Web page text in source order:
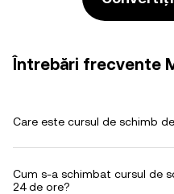
Întrebări frecvente
Care este cursul de schimb
Cum s-a schimbat cursul de
24 de ore?